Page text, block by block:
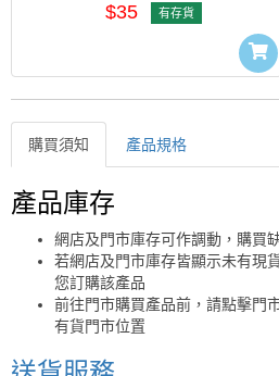
$35 有存貨
購買須知 產品規格
購買須知
產品庫存
網店及門市庫存可作調動，購買
若網店及門市庫存皆顯示未有現
您訂購該產品
前往門市購買產品前，請點擊門
有貨門市位置